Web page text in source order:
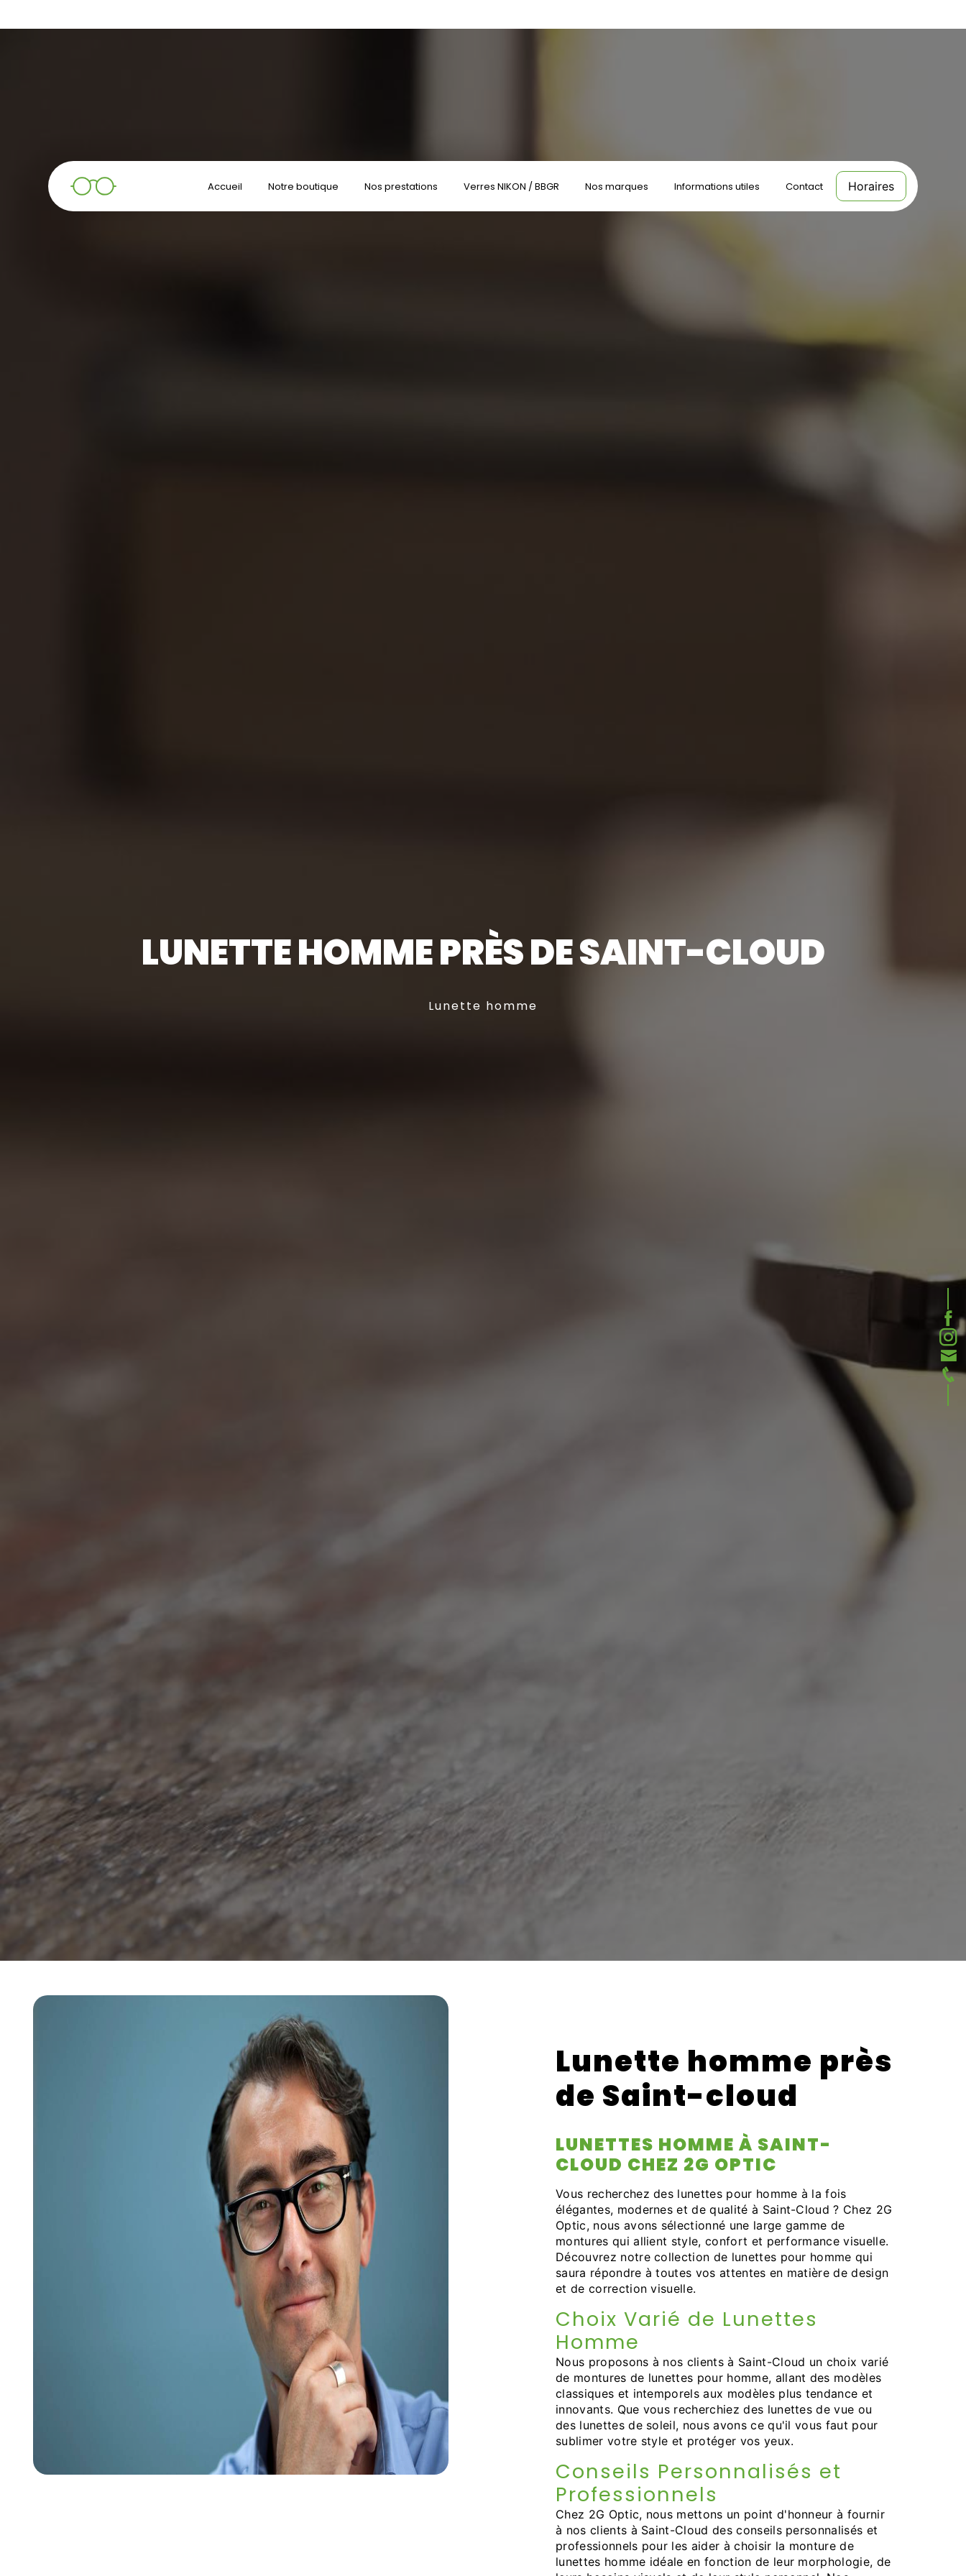
Accueil Notre boutique Nos prestations Verres NIKON / BBGR Nos marques Informations utiles Contact Horaires
LUNETTE HOMME PRÈS DE SAINT-CLOUD
Lunette homme
Lunette homme près
de Saint-cloud
LUNETTES HOMME À SAINT-
CLOUD CHEZ 2G OPTIC
Vous recherchez des lunettes pour homme à la fois
élégantes, modernes et de qualité à Saint-Cloud ? Chez 2G
Optic, nous avons sélectionné une large gamme de
montures qui allient style, confort et performance visuelle.
Découvrez notre collection de lunettes pour homme qui
saura répondre à toutes vos attentes en matière de design
et de correction visuelle.
Choix Varié de Lunettes
Homme
Nous proposons à nos clients à Saint-Cloud un choix varié
de montures de lunettes pour homme, allant des modèles
classiques et intemporels aux modèles plus tendance et
innovants. Que vous recherchiez des lunettes de vue ou
des lunettes de soleil, nous avons ce qu'il vous faut pour
sublimer votre style et protéger vos yeux.
Conseils Personnalisés et
Professionnels
Chez 2G Optic, nous mettons un point d'honneur à fournir
à nos clients à Saint-Cloud des conseils personnalisés et
professionnels pour les aider à choisir la monture de
lunettes homme idéale en fonction de leur morphologie, de